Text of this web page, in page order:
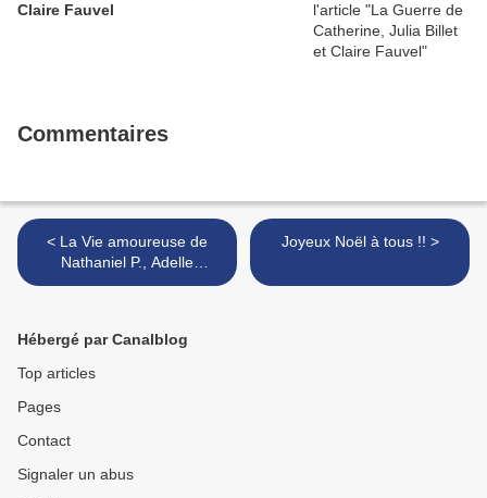
Claire Fauvel
Commentaires
< La Vie amoureuse de
Nathaniel P., Adelle
Waldman
Joyeux Noël à tous !! >
Hébergé par Canalblog
Top articles
Pages
Contact
Signaler un abus